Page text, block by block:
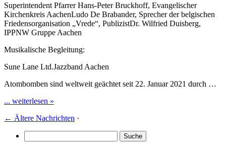
Superintendent Pfarrer Hans-Peter Bruckhoff, Evangelischer
Kirchenkreis AachenLudo De Brabander, Sprecher der belgischen
Friedensorganisation „Vrede“, PublizistDr. Wilfried Duisberg,
IPPNW Gruppe Aachen
Musikalische Begleitung:
Sune Lane Ltd.Jazzband Aachen
Atombomben sind weltweit geächtet seit 22. Januar 2021 durch …
... weiterlesen »
← Ältere Nachrichten ·